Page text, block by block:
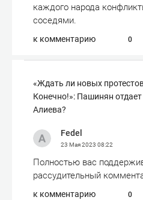
каждого народа
соседями.
к комментарию 0
«Ждать ли новых
Конечно!»: Пашинян
Алиева?
Fedel
23 Мая 2023 08:22
Полностью вас
рассудительный
к комментарию 0